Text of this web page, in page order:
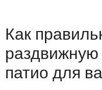
Как
патио для